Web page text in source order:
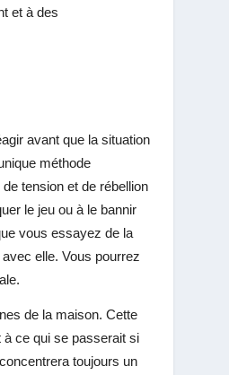
et à des
avant que la situation
méthode
tension et de rébellion
le jeu ou à le bannir
vous essayez de la
elle. Vous pourrez
de la maison. Cette
ce qui se passerait si
toujours un